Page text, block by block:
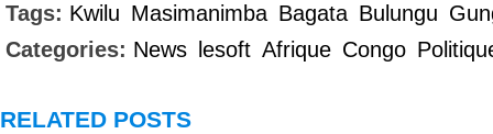
Tags: Kwilu Masimanimba Bagata Bulungu
Categories: News lesoft Afrique Congo
RELATED POSTS